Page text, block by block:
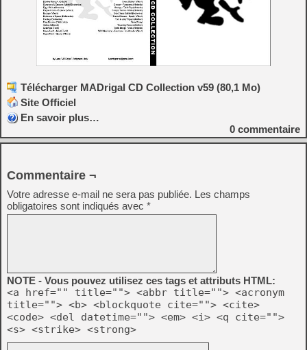
Télécharger MADrigal CD Collection v59 (80,1 Mo)
Site Officiel
En savoir plus…
0 commentaire
Commentaire ¬
Votre adresse e-mail ne sera pas publiée. Les champs
obligatoires sont indiqués avec *
NOTE - Vous pouvez utilisez ces tags et attributs HTML:
<a href="" title=""> <abbr title=""> <acronym
title=""> <b> <blockquote cite=""> <cite>
<code> <del datetime=""> <em> <i> <q cite="">
<s> <strike> <strong>